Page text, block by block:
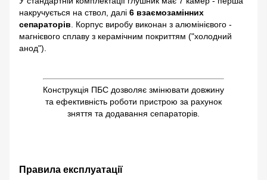
накручується на ствол, далі 6 взаємозамінних
сепараторів . Корпус виробу виконан з алюмінієвого -
магнієвого сплаву з керамічним покриттям ("холодний
анод").
Конструкція ПБС дозволяє змінювати довжину
та ефективність роботи пристрою за рахунок
зняття та додавання сепараторів.
Правила експлуатації